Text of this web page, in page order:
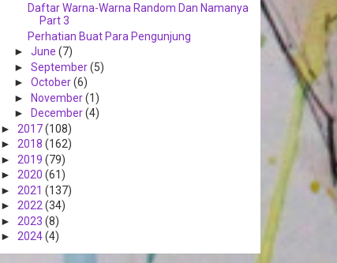
Daftar Warna-Warna Random Dan Namanya
Part 3
Perhatian Buat Para Pengunjung
► June (7)
► September(5)
► October(6)
►
November(1)
►
December(4)
► 2017(108)
► 2018 (162)
► 2019 (79)
► 2020 (61)
► 2021 (137)
► 2022(34)
► 2023 (8)
► 2024(4)